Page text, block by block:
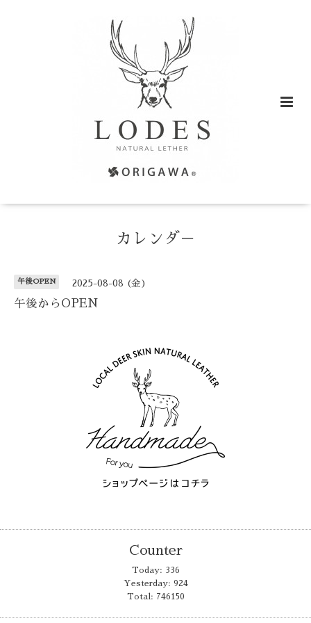
カレンダ－
午後OPEN 2025-08-08 (金)
午後からOPEN
Counter
Today: 336
Yesterday: 924
Total: 746150